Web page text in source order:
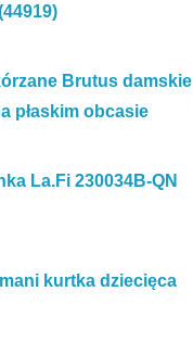
Brutus damskie
płaskim obcasie
La.Fi 230034B-QN
kurtka dziecięca